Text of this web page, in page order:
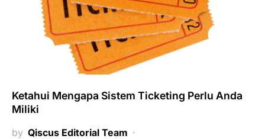
Ketahui Mengapa Sistem Ticketing Perlu Anda
Miliki
by Qiscus Editorial Team